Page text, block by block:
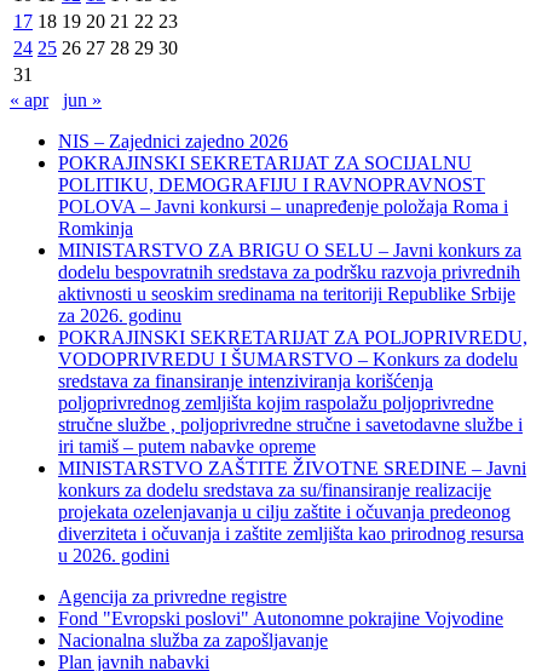
17 18 19 20 21 22 23
24 25 26 27 28 29 30
31
« apr
jun »
NIS – Zajednici zajedno 2026
POKRAJINSKI SEKRETARIJAT ZA SOCIJALNU
POLITIKU, DEMOGRAFIJU I RAVNOPRAVNOST
POLOVA – Javni konkursi – unapređenje položaja Roma i
Romkinja
MINISTARSTVO ZA BRIGU O SELU – Javni konkurs za
dodelu bespovratnih sredstava za podršku razvoja privrednih
aktivnosti u seoskim sredinama na teritoriji Republike Srbije
za 2026. godinu
POKRAJINSKI SEKRETARIJAT ZA POLJOPRIVREDU,
VODOPRIVREDU I ŠUMARSTVO – Konkurs za dodelu
sredstava za finansiranje intenziviranja korišćenja
poljoprivrednog zemljišta kojim raspolažu poljoprivredne
stručne službe , poljoprivredne stručne i savetodavne službe i
iri tamiš ‒ putem nabavke opreme
MINISTARSTVO ZAŠTITE ŽIVOTNE SREDINE – Javni
konkurs za dodelu sredstava za su/finansiranje realizacije
projekata ozelenjavanja u cilju zaštite i očuvanja predeonog
diverziteta i očuvanja i zaštite zemljišta kao prirodnog resursa
u 2026. godini
Agencija za privredne registre
Fond "Evropski poslovi" Autonomne pokrajine Vojvodine
Nacionalna služba za zapošljavanje
Plan javnih nabavki